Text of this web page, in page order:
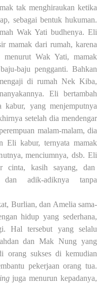
tak menghiraukan ketika
sebagai bentuk hukuman.
Wak Yati budhenya. Eli
mamak dari rumah, karena
menurut Wak Yati, mamak
baju pengganti. Bahkan
di rumah Nek Kiba,
Eli bertambah
yang menjemputnya
setelah dia mendengar
malam-malam, dia
Eli kabur, ternyata mamak
menciumnya, dsb. Eli
cinta, kasih sayang, dan
adik-adiknya tanpa
Burlian, dan Amelia sama-
hidup yang sederhana,
Hal tersebut yang selalu
dan Mak Nung yang
orang sukses di kemudian
pekerjaan orang tua.
juga menurun kepadanya,